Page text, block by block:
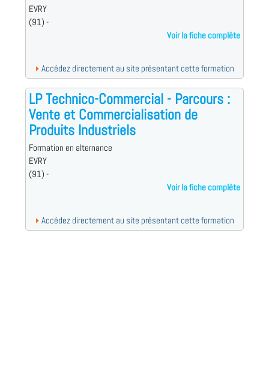
EVRY
(91) -
Voir la fiche complète
Accédez directement au site présentant cette formation
LP Technico-Commercial - Parcours :
Vente et Commercialisation de
Produits Industriels
Formation en alternance
EVRY
(91) -
Voir la fiche complète
Accédez directement au site présentant cette formation